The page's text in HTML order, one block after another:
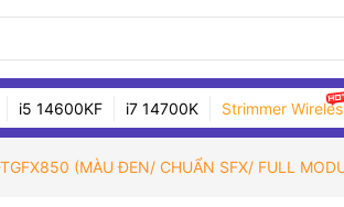
i5 14600KF i7 14700K Strimmer
(MÀU ĐEN/ CHUẨN SFX/ FULL